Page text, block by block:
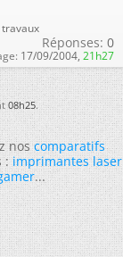
travaux
Réponses: 0
17/09/2004, 21h27
08h25.
noscomparatifs
:imprimantes laser
...